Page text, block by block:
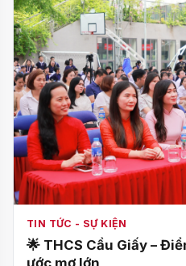
TIN TỨC - SỰ KIỆN
🌟 THCS Cầu Giấy –
ước mơ lớn